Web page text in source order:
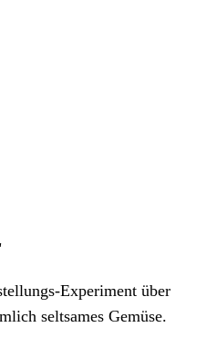
Experiment über
seltsames Gemüse.